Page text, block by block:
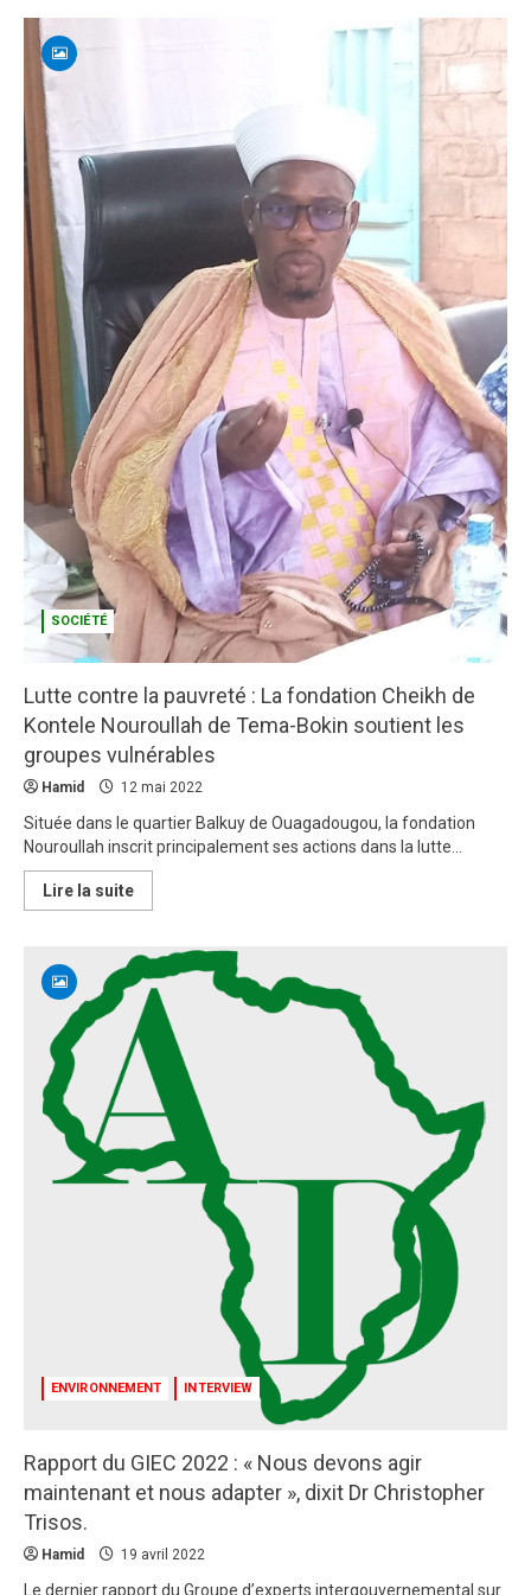
CONSOMMATION
:
PAGNES
FASO
DAN
FANI
SAISIS
ENTRE
JANVIER
ET
AVRIL
2022
SOCIÉTÉ
Lutte contre la pauvreté : La fondation Cheikh de
Kontele Nouroullah de Tema-Bokin soutient les
groupes vulnérables
Hamid 12 mai 2022
Située dans le quartier Balkuy de Ouagadougou, la fondation
Nouroullah inscrit principalement ses actions dans la lutte...
Lire la suiteEn
savoir
Lutte
contre
la
pauvreté
:
La
fondation
Cheikh
Kontele
Nouroullah
Tema-
Bokin
soutient
vulnérables
ENVIRONNEMENT INTERVIEW
Rapport du GIEC 2022 : « Nous devons agir
maintenant et nous adapter », dixit Dr Christopher
Trisos.
Hamid 19 avril 2022
Le dernier rapport du Groupe d’experts intergouvernemental sur